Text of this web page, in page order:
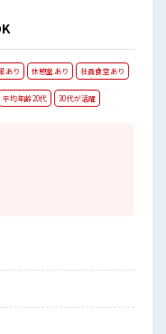
あり 休憩室あり 社員食堂あり
平均年齢20代 30代が活躍
、
きましょう！